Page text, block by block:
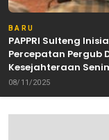
BARU
PAPPRI Sulteng
Percepatan Pergub
Kesejahteraan
08/11/2025